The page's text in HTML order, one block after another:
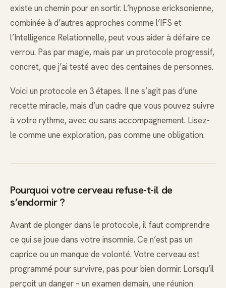
existe un chemin pour en sortir. L’hypnose ericksonienne,
combinée à d’autres approches comme l’IFS et
l’Intelligence Relationnelle, peut vous aider à défaire ce
verrou. Pas par magie, mais par un protocole progressif,
concret, que j’ai testé avec des centaines de personnes.
Voici un protocole en 3 étapes. Il ne s’agit pas d’une
recette miracle, mais d’un cadre que vous pouvez suivre
à votre rythme, avec ou sans accompagnement. Lisez-
le comme une exploration, pas comme une obligation.
Pourquoi votre cerveau refuse-t-il de
s’endormir ?
Avant de plonger dans le protocole, il faut comprendre
ce qui se joue dans votre insomnie. Ce n’est pas un
caprice ou un manque de volonté. Votre cerveau est
programmé pour survivre, pas pour bien dormir. Lorsqu’il
perçoit un danger – un examen demain, une réunion